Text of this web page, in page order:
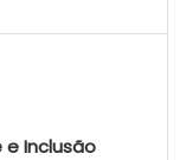
Inclusão